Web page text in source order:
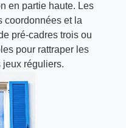
en partie haute. Les
coordonnées et la
pré-cadres trois ou
pour rattraper les
jeux réguliers.